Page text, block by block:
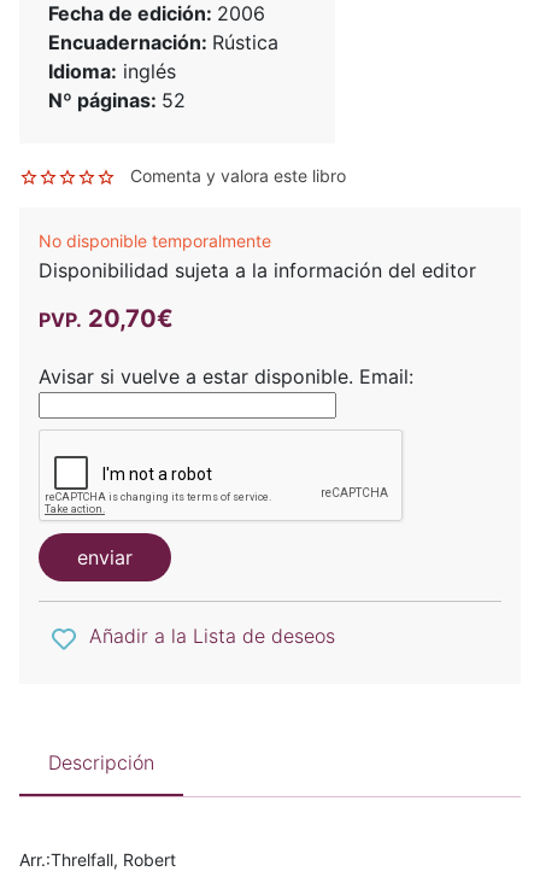
Fecha de edición: 2006
Encuadernación: Rústica
Idioma: inglés
Nº páginas: 52
Comenta y valora este libro
No disponible temporalmente
Disponibilidad sujeta a la información del editor
PVP. 20,70€
Avisar si vuelve a estar disponible. Email:
enviar
Añadir a la Lista de deseos
Descripción
Arr.:Threlfall, Robert